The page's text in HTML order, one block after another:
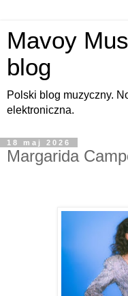
Mavoy
blog
Polski blog muzyczny.
elektroniczna.
18 maj 2026
Margarida